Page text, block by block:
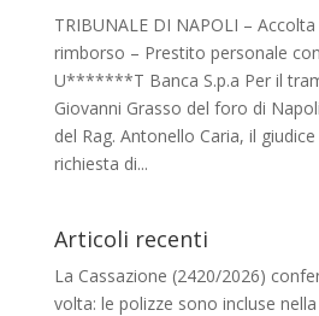
TRIBUNALE DI NAPOLI –
rimborso – Prestito personale
U*******T Banca S.p.a Per il
Giovanni Grasso del foro di
del Rag. Antonello Caria, il
richiesta di...
Articoli recenti
La Cassazione (2420/2026)
volta: le polizze sono incluse nella